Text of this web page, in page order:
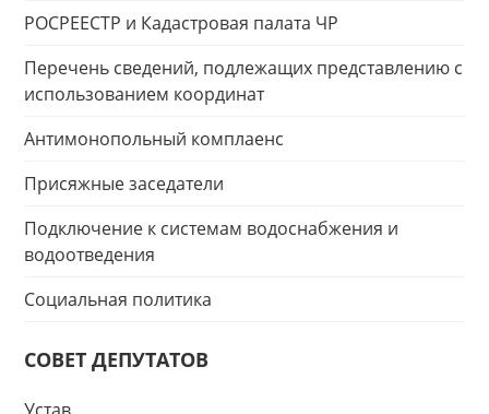
РОСРЕЕСТР и Кадастровая палата ЧР
Перечень сведений, подлежащих представлению с
использованием координат
Антимонопольный комплаенс
Присяжные заседатели
Подключение к системам водоснабжения и
водоотведения
Социальная политика
СОВЕТ ДЕПУТАТОВ